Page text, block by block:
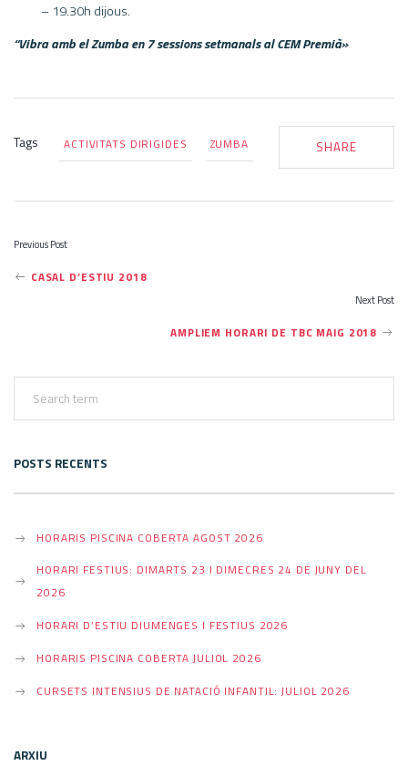
– 19.30h dijous.
“Vibra amb el Zumba en 7 sessions setmanals al CEM Premià»
Tags ACTIVITATS DIRIGIDES ZUMBA SHARE
P
T
N
A
V
Previous Post
CASAL D’ESTIU 2018
Next Post
AMPLIEM HORARI DE TBC MAIG 2018
POSTS RECENTS
HORARIS PISCINA COBERTA AGOST 2026
HORARI FESTIUS: DIMARTS 23 I DIMECRES 24 DE JUNY DEL
2026
HORARI D’ESTIU DIUMENGES I FESTIUS 2026
HORARIS PISCINA COBERTA JULIOL 2026
CURSETS INTENSIUS DE NATACIÓ INFANTIL: JULIOL 2026
ARXIU